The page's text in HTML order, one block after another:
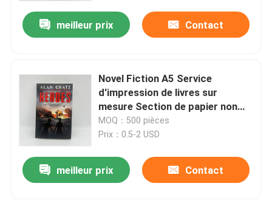
meilleur prix Contact
Novel Fiction A5 Service
d'impression de livres sur
mesure Section de papier non
recouvert cousu 80 grammes
MOQ：500 pièces
Prix：0.5-2 USD
meilleur prix Contact